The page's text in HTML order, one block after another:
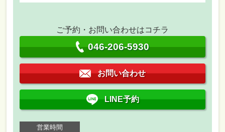
ご予約・お問い合わせはコチラ
046-206-5930
お問い合わせ
LINE予約
営業時間